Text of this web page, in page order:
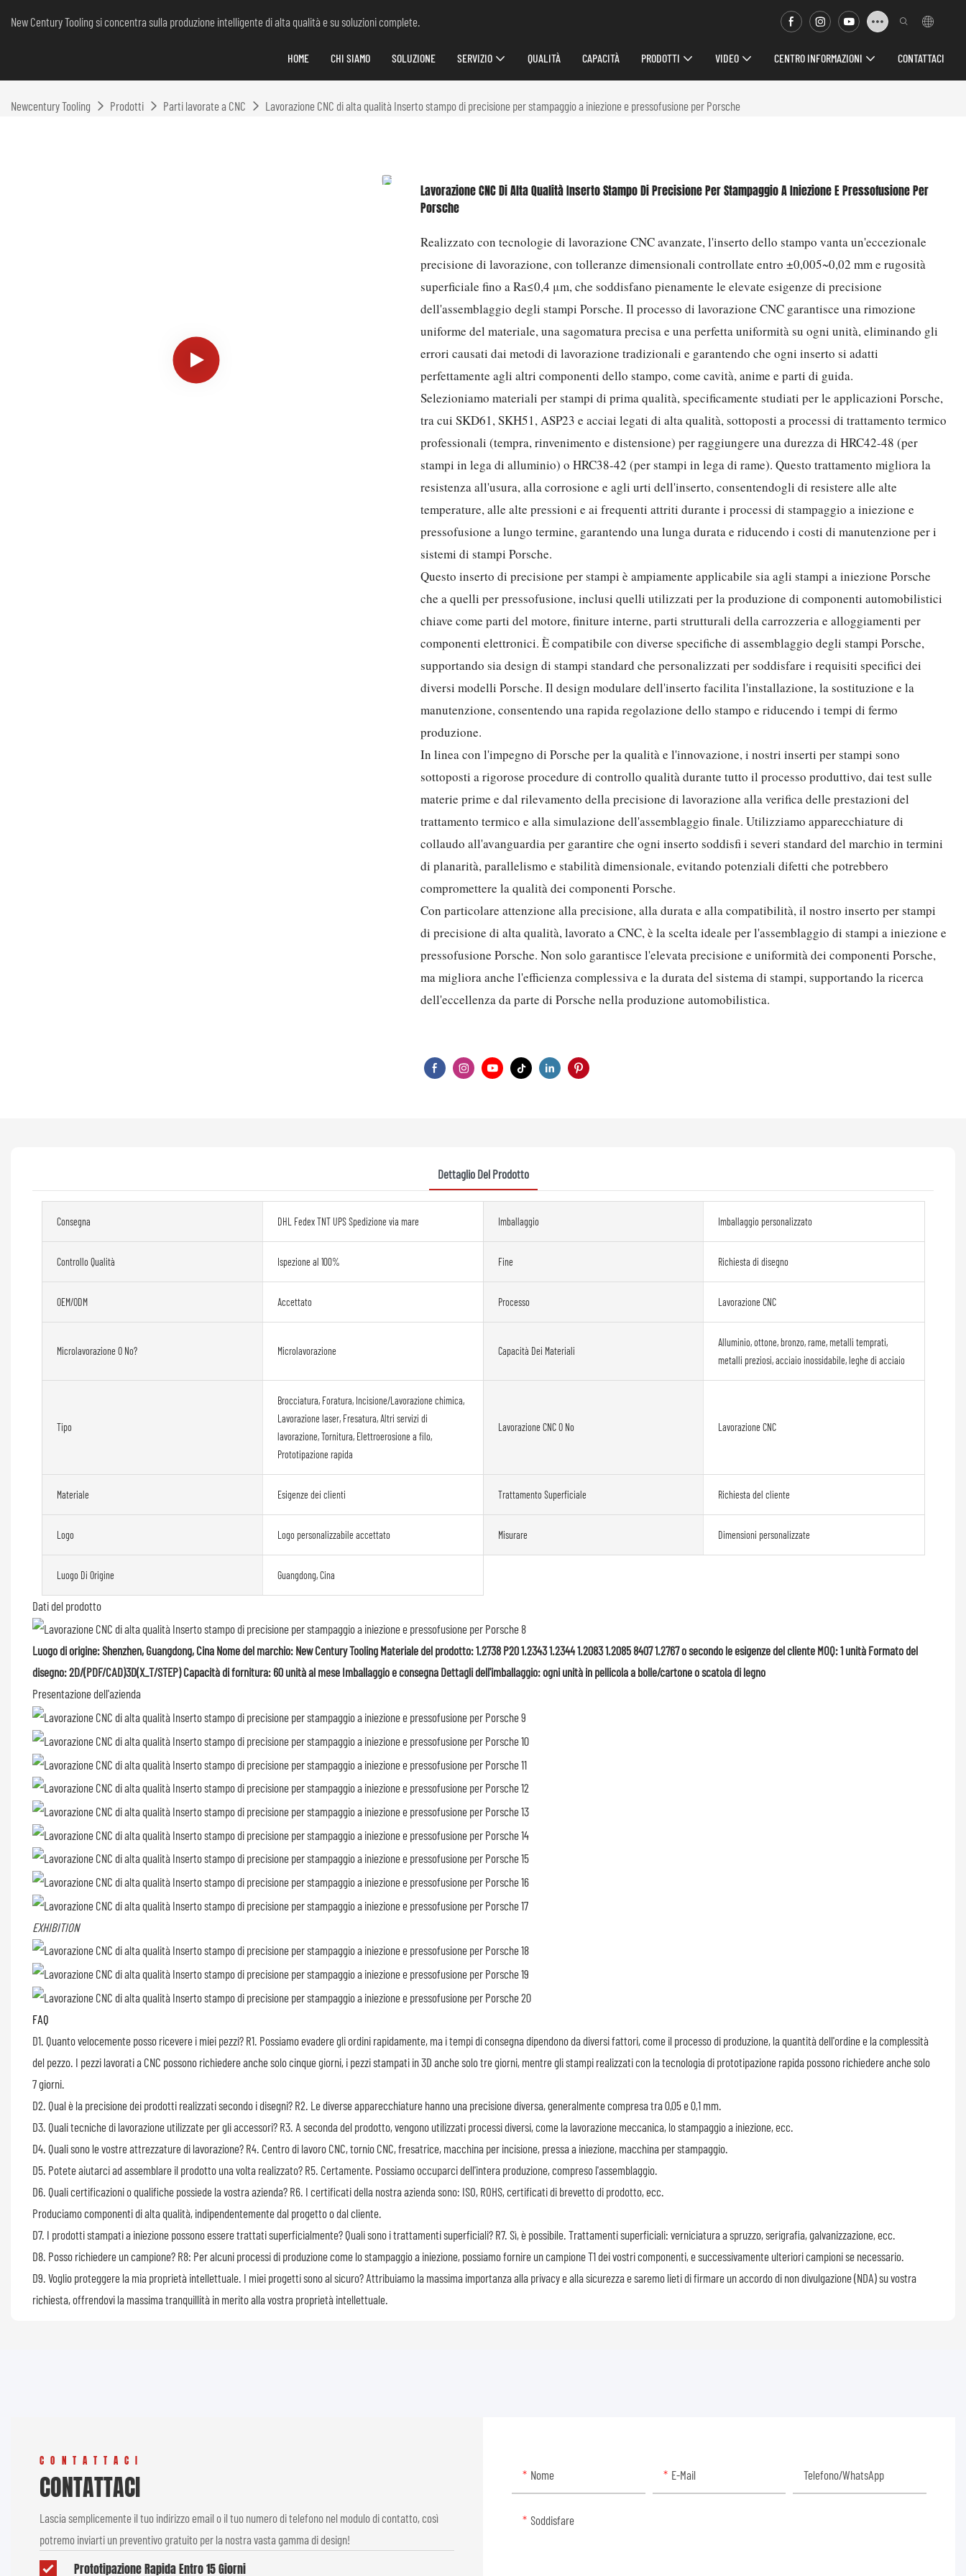
New Century Tooling si concentra sulla produzione intelligente di alta qualità e su soluzioni complete.
HOME CHI SIAMO SOLUZIONE SERVIZIO QUALITÀ CAPACITÀ PRODOTTI VIDEO CENTRO INFORMAZIONI CONTATTACI
Newcentury Tooling Prodotti Parti lavorate a CNC Lavorazione CNC di alta qualità Inserto stampo di precisione per stampaggio a iniezione e pressofusione per Porsche
Lavorazione CNC Di Alta Qualità Inserto Stampo Di Precisione Per Stampaggio A Iniezione E Pressofusione Per
Porsche
Realizzato con tecnologie di lavorazione CNC avanzate, l'inserto dello stampo vanta un'eccezionale
precisione di lavorazione, con tolleranze dimensionali controllate entro ±0,005~0,02 mm e rugosità
superficiale fino a Ra≤0,4 μm, che soddisfano pienamente le elevate esigenze di precisione
dell'assemblaggio degli stampi Porsche. Il processo di lavorazione CNC garantisce una rimozione
uniforme del materiale, una sagomatura precisa e una perfetta uniformità su ogni unità, eliminando gli
errori causati dai metodi di lavorazione tradizionali e garantendo che ogni inserto si adatti
perfettamente agli altri componenti dello stampo, come cavità, anime e parti di guida.
Selezioniamo materiali per stampi di prima qualità, specificamente studiati per le applicazioni Porsche,
tra cui SKD61, SKH51, ASP23 e acciai legati di alta qualità, sottoposti a processi di trattamento termico
professionali (tempra, rinvenimento e distensione) per raggiungere una durezza di HRC42-48 (per
stampi in lega di alluminio) o HRC38-42 (per stampi in lega di rame). Questo trattamento migliora la
resistenza all'usura, alla corrosione e agli urti dell'inserto, consentendogli di resistere alle alte
temperature, alle alte pressioni e ai frequenti attriti durante i processi di stampaggio a iniezione e
pressofusione a lungo termine, garantendo una lunga durata e riducendo i costi di manutenzione per i
sistemi di stampi Porsche.
Questo inserto di precisione per stampi è ampiamente applicabile sia agli stampi a iniezione Porsche
che a quelli per pressofusione, inclusi quelli utilizzati per la produzione di componenti automobilistici
chiave come parti del motore, finiture interne, parti strutturali della carrozzeria e alloggiamenti per
componenti elettronici. È compatibile con diverse specifiche di assemblaggio degli stampi Porsche,
supportando sia design di stampi standard che personalizzati per soddisfare i requisiti specifici dei
diversi modelli Porsche. Il design modulare dell'inserto facilita l'installazione, la sostituzione e la
manutenzione, consentendo una rapida regolazione dello stampo e riducendo i tempi di fermo
produzione.
In linea con l'impegno di Porsche per la qualità e l'innovazione, i nostri inserti per stampi sono
sottoposti a rigorose procedure di controllo qualità durante tutto il processo produttivo, dai test sulle
materie prime e dal rilevamento della precisione di lavorazione alla verifica delle prestazioni del
trattamento termico e alla simulazione dell'assemblaggio finale. Utilizziamo apparecchiature di
collaudo all'avanguardia per garantire che ogni inserto soddisfi i severi standard del marchio in termini
di planarità, parallelismo e stabilità dimensionale, evitando potenziali difetti che potrebbero
compromettere la qualità dei componenti Porsche.
Con particolare attenzione alla precisione, alla durata e alla compatibilità, il nostro inserto per stampi
di precisione di alta qualità, lavorato a CNC, è la scelta ideale per l'assemblaggio di stampi a iniezione e
pressofusione Porsche. Non solo garantisce l'elevata precisione e uniformità dei componenti Porsche,
ma migliora anche l'efficienza complessiva e la durata del sistema di stampi, supportando la ricerca
dell'eccellenza da parte di Porsche nella produzione automobilistica.
Dettaglio Del Prodotto
Consegna DHL Fedex TNT UPS Spedizione via mare Imballaggio Imballaggio personalizzato
Controllo Qualità Ispezione al 100% Fine Richiesta di disegno
OEM/ODM Accettato Processo Lavorazione CNC
Microlavorazione O No? Microlavorazione Capacità Dei Materiali
Alluminio, ottone, bronzo, rame, metalli temprati,
metalli preziosi, acciaio inossidabile, leghe di acciaio
Tipo
Brocciatura, Foratura, Incisione/Lavorazione chimica,
Lavorazione laser, Fresatura, Altri servizi di
lavorazione, Tornitura, Elettroerosione a filo,
Prototipazione rapida
Lavorazione CNC O No Lavorazione CNC
Materiale Esigenze dei clienti Trattamento Superficiale Richiesta del cliente
Logo Logo personalizzabile accettato Misurare Dimensioni personalizzate
Luogo Di Origine Guangdong, Cina
Dati del prodotto
Luogo di origine: Shenzhen, Guangdong, Cina Nome del marchio: New Century Tooling Materiale del prodotto: 1.2738 P20 1.2343 1.2344 1.2083 1.2085 8407 1.2767 o secondo le esigenze del cliente MOQ: 1 unità Formato del
disegno: 2D/(PDF/CAD)3D(X_T/STEP) Capacità di fornitura: 60 unità al mese Imballaggio e consegna Dettagli dell'imballaggio: ogni unità in pellicola a bolle/cartone o scatola di legno
Presentazione dell'azienda
EXHIBITION
FAQ
D1. Quanto velocemente posso ricevere i miei pezzi? R1. Possiamo evadere gli ordini rapidamente, ma i tempi di consegna dipendono da diversi fattori, come il processo di produzione, la quantità dell'ordine e la complessità
del pezzo. I pezzi lavorati a CNC possono richiedere anche solo cinque giorni, i pezzi stampati in 3D anche solo tre giorni, mentre gli stampi realizzati con la tecnologia di prototipazione rapida possono richiedere anche solo
7 giorni.
D2. Qual è la precisione dei prodotti realizzati secondo i disegni? R2. Le diverse apparecchiature hanno una precisione diversa, generalmente compresa tra 0,05 e 0,1 mm.
D3. Quali tecniche di lavorazione utilizzate per gli accessori? R3. A seconda del prodotto, vengono utilizzati processi diversi, come la lavorazione meccanica, lo stampaggio a iniezione, ecc.
D4. Quali sono le vostre attrezzature di lavorazione? R4. Centro di lavoro CNC, tornio CNC, fresatrice, macchina per incisione, pressa a iniezione, macchina per stampaggio.
D5. Potete aiutarci ad assemblare il prodotto una volta realizzato? R5. Certamente. Possiamo occuparci dell'intera produzione, compreso l'assemblaggio.
D6. Quali certificazioni o qualifiche possiede la vostra azienda? R6. I certificati della nostra azienda sono: ISO, ROHS, certificati di brevetto di prodotto, ecc.
Produciamo componenti di alta qualità, indipendentemente dal progetto o dal cliente.
D7. I prodotti stampati a iniezione possono essere trattati superficialmente? Quali sono i trattamenti superficiali? R7. Sì, è possibile. Trattamenti superficiali: verniciatura a spruzzo, serigrafia, galvanizzazione, ecc.
D8. Posso richiedere un campione? R8: Per alcuni processi di produzione come lo stampaggio a iniezione, possiamo fornire un campione T1 dei vostri componenti, e successivamente ulteriori campioni se necessario.
D9. Voglio proteggere la mia proprietà intellettuale. I miei progetti sono al sicuro? Attribuiamo la massima importanza alla privacy e alla sicurezza e saremo lieti di firmare un accordo di non divulgazione (NDA) su vostra
richiesta, offrendovi la massima tranquillità in merito alla vostra proprietà intellettuale.
CONTATTACI
CONTATTACI
Lascia semplicemente il tuo indirizzo email o il tuo numero di telefono nel modulo di contatto, così
potremo inviarti un preventivo gratuito per la nostra vasta gamma di design!
Prototipazione Rapida Entro 15 Giorni
Nome E-Mail Telefono/WhatsApp
Soddisfare